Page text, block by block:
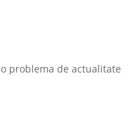
problema de actualitate